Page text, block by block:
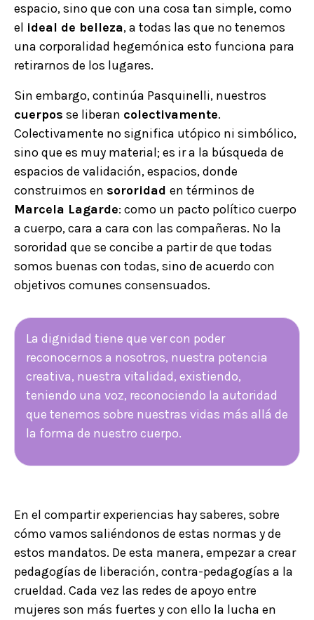
espacio, sino que con una cosa tan simple, como
el ideal de belleza, a todas las que no tenemos
una corporalidad hegemónica esto funciona para
retirarnos de los lugares.
Sin embargo, continúa Pasquinelli, nuestros
cuerpos se liberan colectivamente.
Colectivamente no significa utópico ni simbólico,
sino que es muy material; es ir a la búsqueda de
espacios de validación, espacios, donde
construimos en sororidad en términos de
Marcela Lagarde: como un pacto político cuerpo
a cuerpo, cara a cara con las compañeras. No la
sororidad que se concibe a partir de que todas
somos buenas con todas, sino de acuerdo con
objetivos comunes consensuados.
La dignidad tiene que ver con poder
reconocernos a nosotros, nuestra potencia
creativa, nuestra vitalidad, existiendo,
teniendo una voz, reconociendo la autoridad
que tenemos sobre nuestras vidas más allá de
la forma de nuestro cuerpo.
En el compartir experiencias hay saberes, sobre
cómo vamos saliéndonos de estas normas y de
estos mandatos. De esta manera, empezar a crear
pedagogías de liberación, contra-pedagogías a la
crueldad. Cada vez las redes de apoyo entre
mujeres son más fuertes y con ello la lucha en